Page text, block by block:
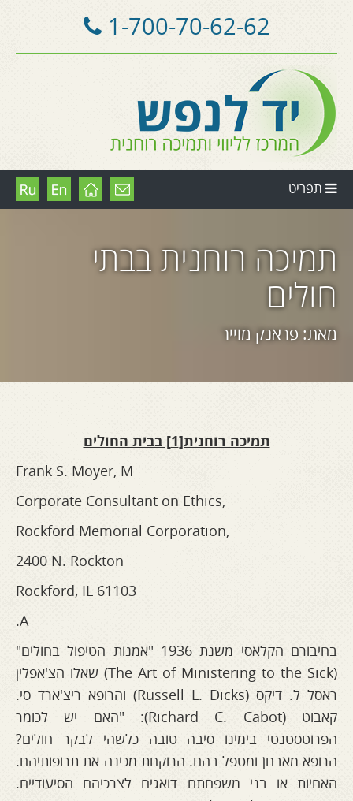
1-700-70-62-62
תפריט
תמיכה רוחנית בבתי
חולים
מאת: פראנק מוייר
תמיכה רוחנית[1] בבית החולים
Frank S. Moyer, M
Corporate Consultant on Ethics,
Rockford Memorial Corporation,
2400 N. Rockton
Rockford, IL 61103
A.
בחיבורם הקלאסי משנת 1936 "אמנות הטיפול בחולים"
(The Art of Ministering to the Sick) שאלו הצ'אפלין
ראסל ל. דיקס (Russell L. Dicks) והרופא ריצ'ארד סי.
קאבוט (Richard C. Cabot): "האם יש לכומר
הפרוטסטנטי בימינו סיבה טובה כלשהי לבקר חולים?
הרופא מאבחן ומטפל בהם. הרוקחת מכינה את תרופותיהם.
האחיות או בני משפחתם דואגים לצרכיהם הסיעודיים.